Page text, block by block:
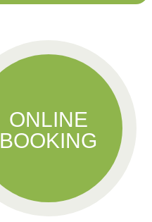
ONLINE
BOOKING